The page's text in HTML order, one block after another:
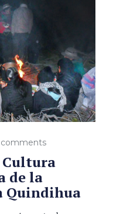
Cultura
de la
Quindihua